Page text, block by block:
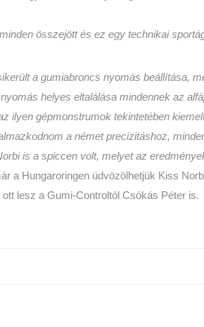
összejött és ez egy technikai
a gumiabroncs nyomás beállítása,
helyes eltalálása mindennek az
ilyen gépmonstrumok tekintetében
a német precizitáshoz,
is a spiccen volt, melyet az
a Hungaroringen üdvözölhetjük Kiss
lesz a Gumi-Controltól Csókás Péter is.